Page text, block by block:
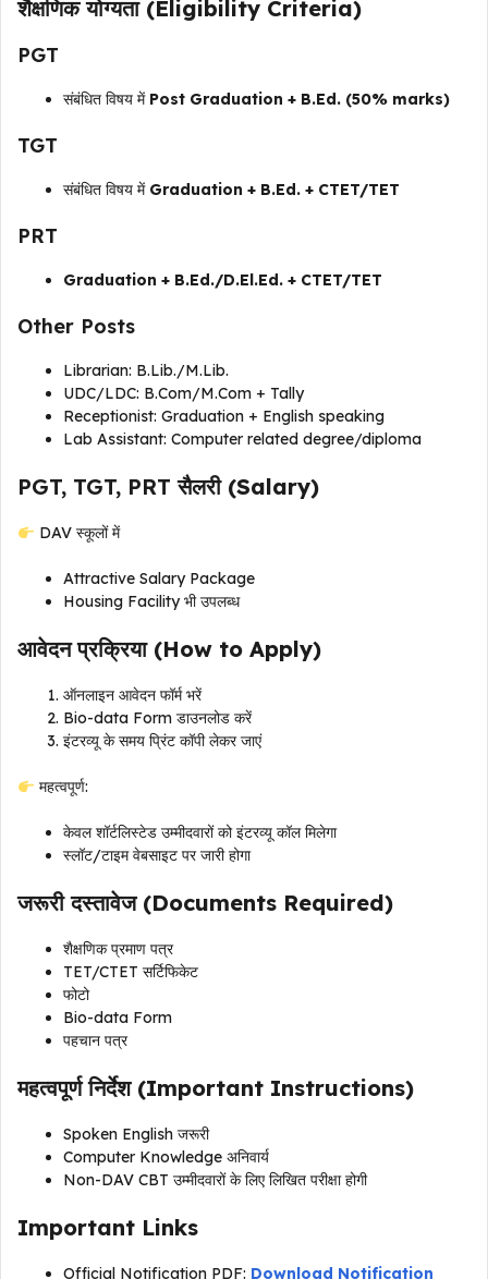
शैक्षणिक योग्यता (Eligibility Criteria)
PGT
संबंधित विषय में Post Graduation + B.Ed. (50% marks)
TGT
संबंधित विषय में Graduation + B.Ed. + CTET/TET
PRT
Graduation + B.Ed./D.El.Ed. + CTET/TET
Other Posts
Librarian: B.Lib./M.Lib.
UDC/LDC: B.Com/M.Com + Tally
Receptionist: Graduation + English speaking
Lab Assistant: Computer related degree/diploma
PGT, TGT, PRTसैलरी (Salary)
DAV स्कूलों में
Attractive Salary Package
Housing Facility भी उपलब्ध
आवेदन प्रक्रिया (How to Apply)
ऑनलाइन आवेदन फॉर्म भरें
Bio-data Form डाउनलोड करें
इंटरव्यू के समय प्रिंट कॉपी लेकर जाएं
महत्वपूर्ण:
केवल शॉर्टलिस्टेड उम्मीदवारों को इंटरव्यू कॉल मिलेगा
स्लॉट/टाइम वेबसाइट पर जारी होगा
जरूरी दस्तावेज (Documents Required)
शैक्षणिक प्रमाण पत्र
TET/CTET सर्टिफिकेट
फोटो
Bio-data Form
पहचान पत्र
महत्वपूर्ण निर्देश (Important Instructions)
Spoken English जरूरी
Computer Knowledge अनिवार्य
Non-DAV CBT उम्मीदवारों के लिए लिखित परीक्षा होगी
Important Links
Official Notification PDF: Download Notification